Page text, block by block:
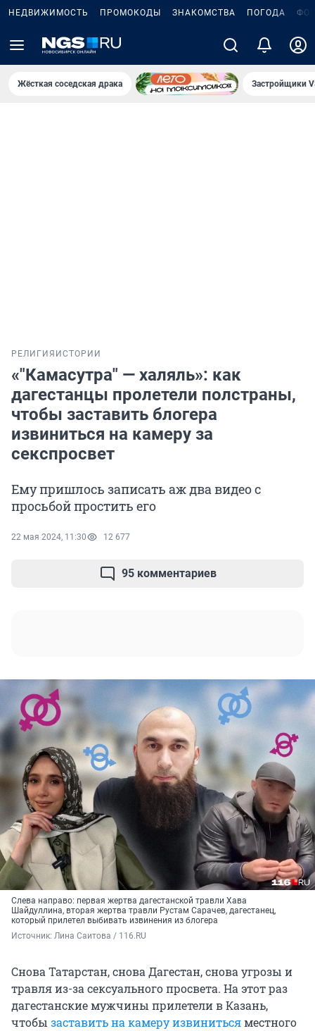
НЕДВИЖИМОСТЬ ПРОМОКОДЫ ЗНАКОМСТВА ПОГОДА
Жёсткая соседская драка Застройщики
РЕЛИГИЯ ИСТОРИИ
«"Камасутра" — халяль»: как
дагестанцы пролетели полстраны,
чтобы заставить блогера
извиниться на камеру за
секспросвет
Ему пришлось записать аж два видео с
просьбой простить его
22 мая 2024, 11:30 12 677
95 комментариев
Слева направо: первая жертва дагестанской травли Хава
Шайдуллина, вторая жертва травли Рустам Сарачев, дагестанец,
который прилетел выбивать извинения из блогера
Источник: Лина Саитова / 116.RU
Снова Татарстан, снова Дагестан, снова угрозы и
травля из-за сексуального просвета. На этот раз
дагестанские мужчины прилетели в Казань,
чтобы заставить на камеру извинитьсяместного